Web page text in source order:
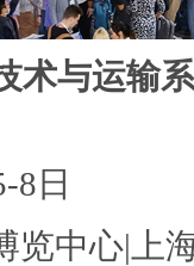
术与运输
8日
览中心|上